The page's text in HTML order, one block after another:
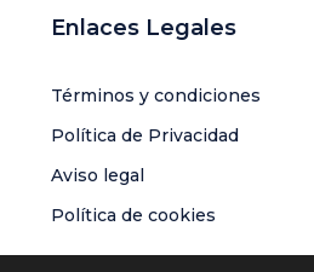
Enlaces Legales
Términos y condiciones
Política de Privacidad
Aviso legal
Política de cookies